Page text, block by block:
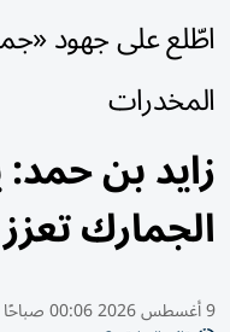
اطّلع على جهود
المخدرات
زايد بن
الجمارك
9 أغسطس 2026 00:06 صباحًا